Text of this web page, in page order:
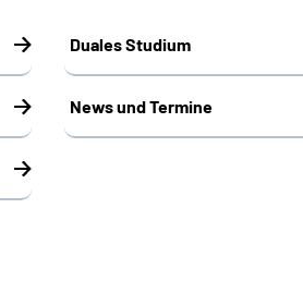
Duales Studium
News und Termine